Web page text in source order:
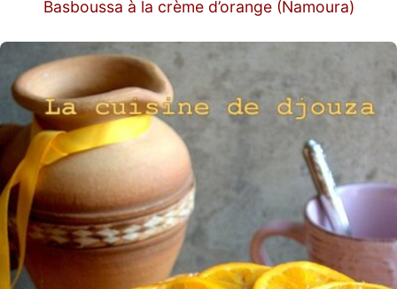
Basboussa à la crème d’orange (Namoura)